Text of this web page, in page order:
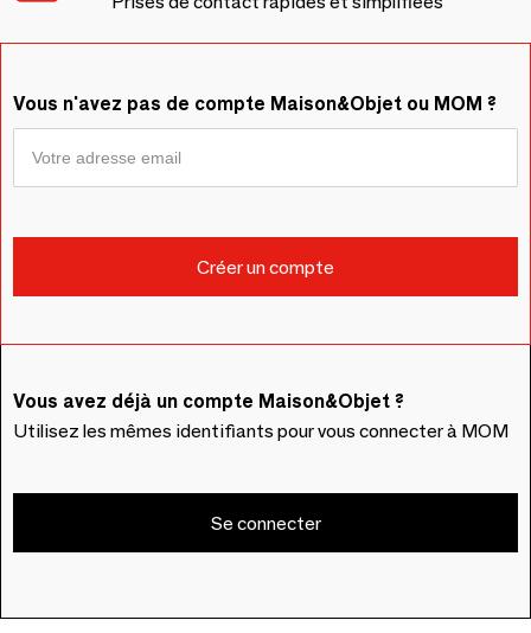
Vous n'avez pas de compte Maison&Objet ou MOM ?
Vous avez déjà un compte Maison&Objet ?
Utilisez les mêmes identifiants pour vous connecter à MOM
Se connecter